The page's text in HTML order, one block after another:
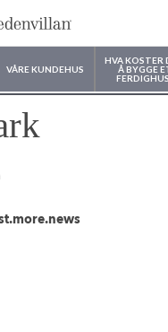
VÅRE KUNDEHUS
HVA KOSTER
Å BYGGE
vil du bygge